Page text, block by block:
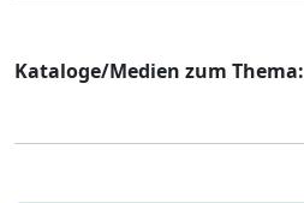
Kataloge/Medien zum Thema: